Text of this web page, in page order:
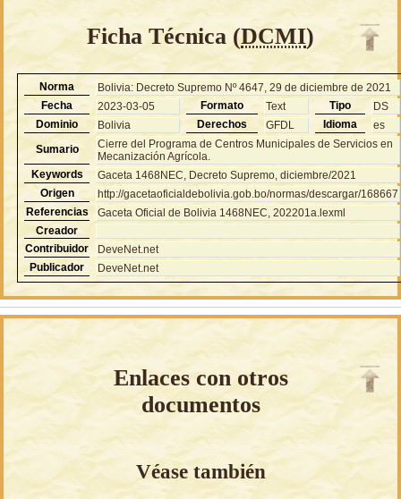
Ficha Técnica (DCMI)
Norma
Bolivia: Decreto Supremo Nº 4647, 29 de diciembre de 2021
Fecha
2023-03-05 Formato Text Tipo
DS
Dominio
Bolivia Derechos GFDL Idioma
es
Sumario
Cierre del Programa de Centros Municipales de Servicios en
Mecanización Agrícola.
Keywords
Gaceta 1468NEC, Decreto Supremo, diciembre/2021
Origen
http://gacetaoficialdebolivia.gob.bo/normas/descargar/168667
Referencias
Gaceta Oficial de Bolivia 1468NEC, 202201a.lexml
Creador
Contribuidor
DeveNet.net
Publicador
DeveNet.net
Enlaces con otros
documentos
Véase también